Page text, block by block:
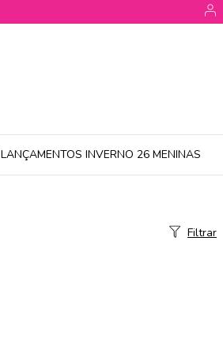
LANÇAMENTOS INVERNO 26 MENINAS
Filtrar